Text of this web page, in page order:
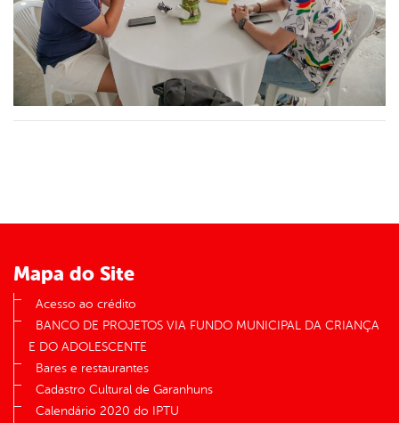
Mapa do Site
Acesso ao crédito
BANCO DE PROJETOS VIA FUNDO MUNICIPAL DA CRIANÇA
E DO ADOLESCENTE
Bares e restaurantes
Cadastro Cultural de Garanhuns
Calendário 2020 do IPTU